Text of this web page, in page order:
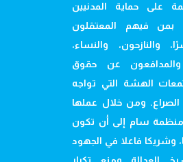
على حماية المدنيين
بمن فيهم المعتقلون
والنازحون، والنساء،
والمدافعون عن حقوق
الهشة التي تواجه
ومن خلال عملها
منظمة سام إلى أن تكون
وشريكا فاعلا في الجهود